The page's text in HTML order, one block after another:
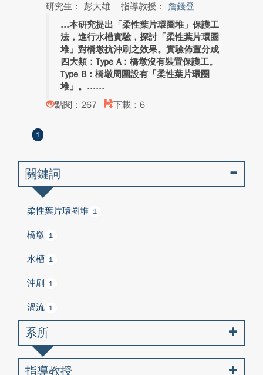
研究生： 彭大雄
指導教授： 詹錢登
本研究提出「柔性葉片環圈堆」保護工
法，進行水槽實驗，探討「柔性葉片環圈
堆」對橋墩抗沖刷之效果。實驗佈置分成
四大類：Type A：橋墩沒有裝置保護工。
Type B：橋墩周圍設有「柔性葉片環圈
堆」。...
點閱：267
下載：6
1
關鍵詞
柔性葉片環圈堆 1
橋墩 1
水槽 1
沖刷 1
渦流 1
系所
指導教授